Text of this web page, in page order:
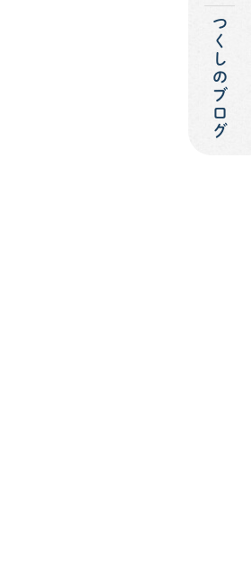
つくしのブログ